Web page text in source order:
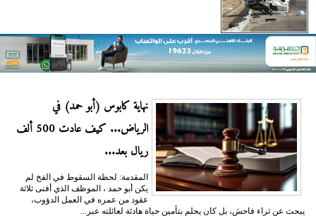
نهاية كابوس (أبو حمد) في
الرياض... كيف عادت 500 ألف
ريال بعد...
المقدمة: لحظة السقوط في الفخ لم
يكن أبو حمد ، الموظف الذي أفنى ثلاثة
عقود من عمره في العمل الدؤوب،
يبحث عن ثراء فاحش، بل كان يحلم بتأمين حياة هادئة لعائلته عبر...